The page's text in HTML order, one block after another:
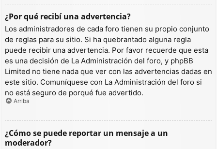
¿Por qué recibí una advertencia?
Los administradores de cada foro tienen su propio conjunto
de reglas para su sitio. Si ha quebrantado alguna regla
puede recibir una advertencia. Por favor recuerde que esta
es una decisión de La Administración del foro, y phpBB
Limited no tiene nada que ver con las advertencias dadas en
este sitio. Comuníquese con La Administración del foro si
no está seguro de porqué fue advertido.
Arriba
¿Cómo se puede reportar un mensaje a un
moderador?